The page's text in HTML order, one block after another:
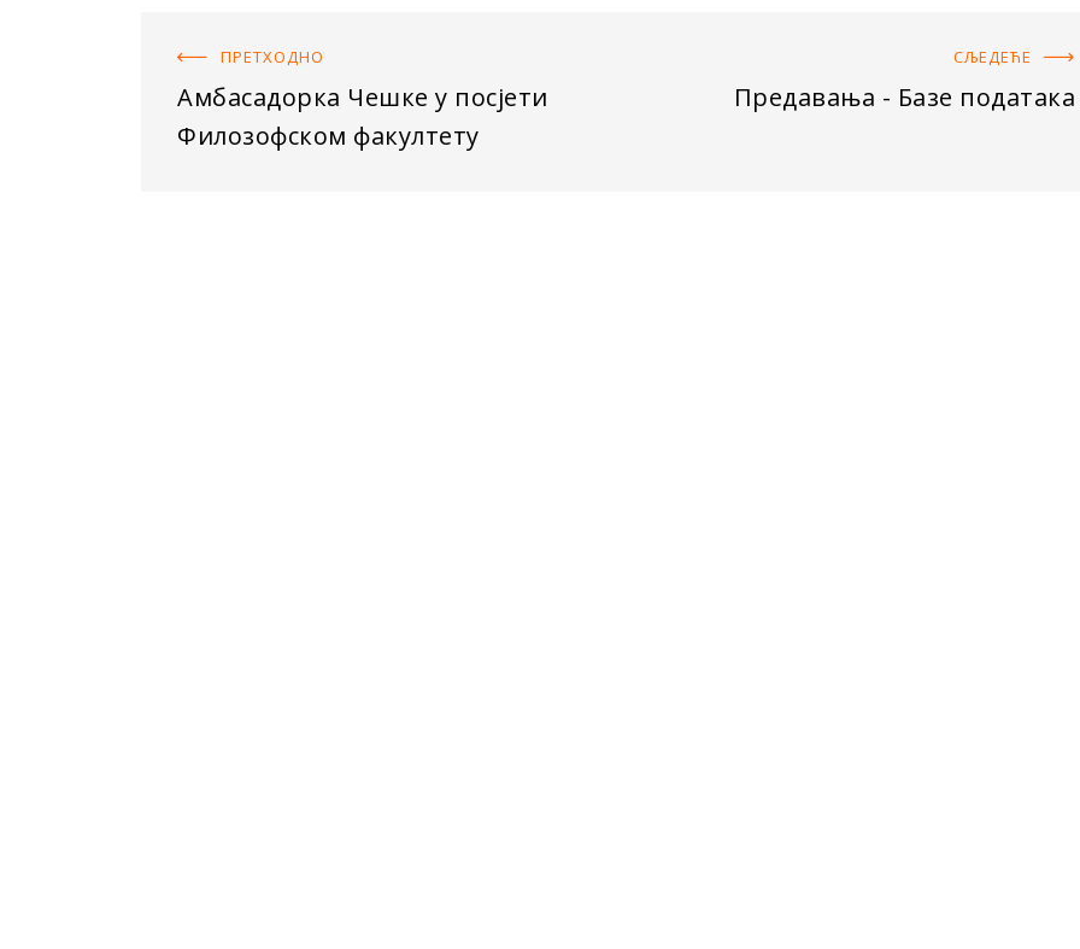
ПРЕТХОДНO
Амбасадорка Чешке у посјети
Филозофском факултету
СЉЕДЕЋE
Предавања - Базе података